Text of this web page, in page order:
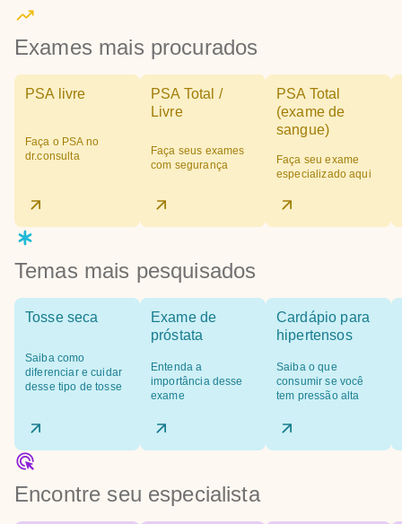
Exames mais procurados
PSA livre
Faça o PSA no
dr.consulta
PSA Total /
Livre
Faça seus exames
com segurança
PSA Total
(exame de
sangue)
Faça seu exame
especializado aqui
Temas mais pesquisados
Tosse seca
Saiba como
diferenciar e cuidar
desse tipo de tosse
Exame de
próstata
Entenda a
importância desse
exame
Cardápio para
hipertensos
Saiba o que
consumir se você
tem pressão alta
Encontre seu especialista